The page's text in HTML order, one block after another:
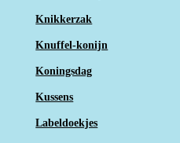
Knikkerzak
Knuffel-konijn
Koningsdag
Kussens
Labeldoekjes